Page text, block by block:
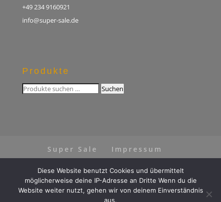
+49 234 9160921
info@super-sale.de
Produkte
Suchen
nach: Suchen
Super Sale
Impressum
Datenschutz
AGB
Vertrag widerrufen
Diese Website benutzt Cookies und übermittelt
möglicherweise deine IP-Adresse an Dritte Wenn du die
Website weiter nutzt, gehen wir von deinem Einverständnis
aus.